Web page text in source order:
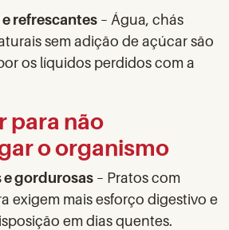
refrescantes – Água, chás
sem adição de açúcar são
os líquidos perdidos com a
para não
o organismo
e gordurosas – Pratos com
exigem mais esforço digestivo e
em dias quentes.